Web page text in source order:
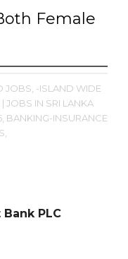
Female
JOBS, -ISLAND WIDE
| JOBS IN SRI LANKA
BANKING-INSURANCE
PLC